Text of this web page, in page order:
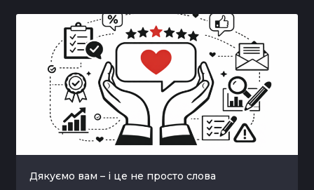
Дякуємо вам – і це не просто слова